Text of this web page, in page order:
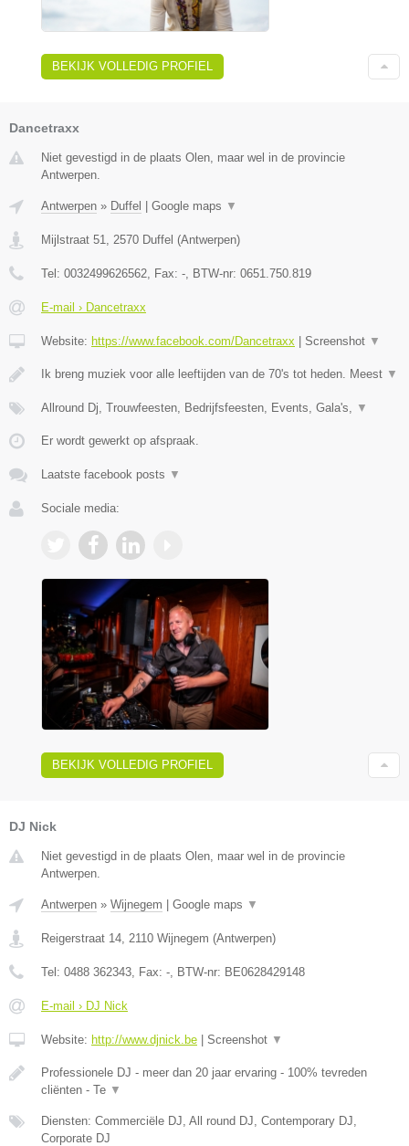
BEKIJK VOLLEDIG PROFIEL
Dancetraxx
Niet gevestigd in de plaats Olen, maar wel in de provincie
Antwerpen.
Antwerpen » Duffel Google maps ▼
Mijlstraat 51, 2570 Duffel (Antwerpen)
Tel: 0032499626562, Fax: -, BTW-nr: 0651.750.819
E-mail › Dancetraxx
Website: https://www.facebook.com/Dancetraxx Screenshot ▼
Ik breng muziek voor alle leeftijden van de 70's tot heden. Meest ▼
Allround Dj, Trouwfeesten, Bedrijfsfeesten, Events, Gala's, ▼
Er wordt gewerkt op afspraak.
Laatste facebook posts ▼
Sociale media:
BEKIJK VOLLEDIG PROFIEL
DJ Nick
Niet gevestigd in de plaats Olen, maar wel in de provincie
Antwerpen.
Antwerpen » Wijnegem Google maps ▼
Reigerstraat 14 2110 Wijnegem (Antwerpen)
Tel: 0488 362343 , Fax: - , BTW-nr: BE0628429148
E-mail › DJ Nick
Website: http://www.djnick.be Screenshot ▼
Professionele DJ - meer dan 20 jaar ervaring - 100% tevreden
cliënten - Te ▼
Diensten: Commerciële DJ, All round DJ, Contemporary DJ,
Corporate DJ